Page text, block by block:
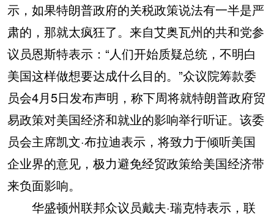
示，如果特朗普政府的关税政策说法有一半是严
肃的，那就太疯狂了。来自艾奥瓦州的共和党参
议员恩斯特表示：“人们开始质疑总统，不明白
美国这样做想要达成什么目的。”众议院筹款委
员会4月5日发布声明，称下周将就特朗普政府贸
易政策对美国经济和就业的影响举行听证。该委
员会主席凯文·布拉迪表示，将致力于倾听美国
企业界的意见，极力避免经贸政策给美国经济带
来负面影响。
华盛顿州联邦众议员戴夫·瑞克特表示，联